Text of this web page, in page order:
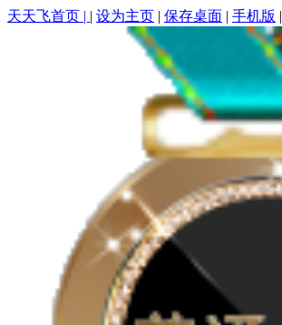
天天飞首页 | | 设为主页 | 保存桌面 | 手机版 |